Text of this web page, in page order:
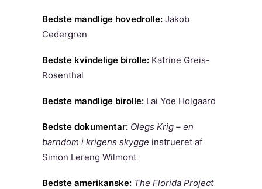
Bedste mandlige hovedrolle: Jakob
Cedergren
Bedste kvindelige birolle: Katrine Greis-
Rosenthal
Bedste mandlige birolle: Lai Yde Holgaard
Bedste dokumentar: Olegs Krig – en
barndom i krigens skygge instrueret af
Simon Lereng Wilmont
Bedste amerikanske: The Florida Project